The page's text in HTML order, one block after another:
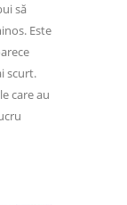
să
Este
scurt.
care au